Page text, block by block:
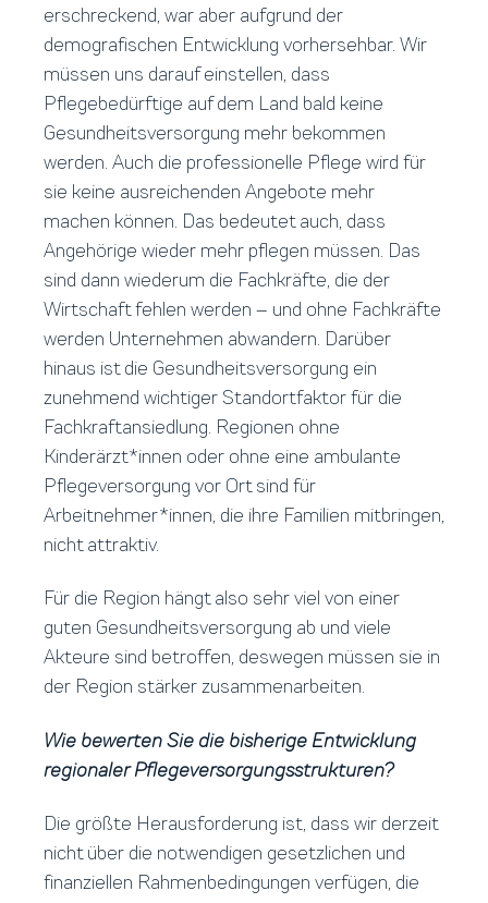
erschreckend, war aber aufgrund der
demografischen Entwicklung vorhersehbar. Wir
müssen uns darauf einstellen, dass
Pflegebedürftige auf dem Land bald keine
Gesundheitsversorgung mehr bekommen
werden. Auch die professionelle Pflege wird für
sie keine ausreichenden Angebote mehr
machen können. Das bedeutet auch, dass
Angehörige wieder mehr pflegen müssen. Das
sind dann wiederum die Fachkräfte, die der
Wirtschaft fehlen werden – und ohne Fachkräfte
werden Unternehmen abwandern. Darüber
hinaus ist die Gesundheitsversorgung ein
zunehmend wichtiger Standortfaktor für die
Fachkraftansiedlung. Regionen ohne
Kinderärzt*innen oder ohne eine ambulante
Pflegeversorgung vor Ort sind für
Arbeitnehmer*innen, die ihre Familien mitbringen,
nicht attraktiv.
Für die Region hängt also sehr viel von einer
guten Gesundheitsversorgung ab und viele
Akteure sind betroffen, deswegen müssen sie in
der Region stärker zusammenarbeiten.
Wie bewerten Sie die bisherige Entwicklung
regionaler Pflegeversorgungsstrukturen?
Die größte Herausforderung ist, dass wir derzeit
nicht über die notwendigen gesetzlichen und
finanziellen Rahmenbedingungen verfügen, die